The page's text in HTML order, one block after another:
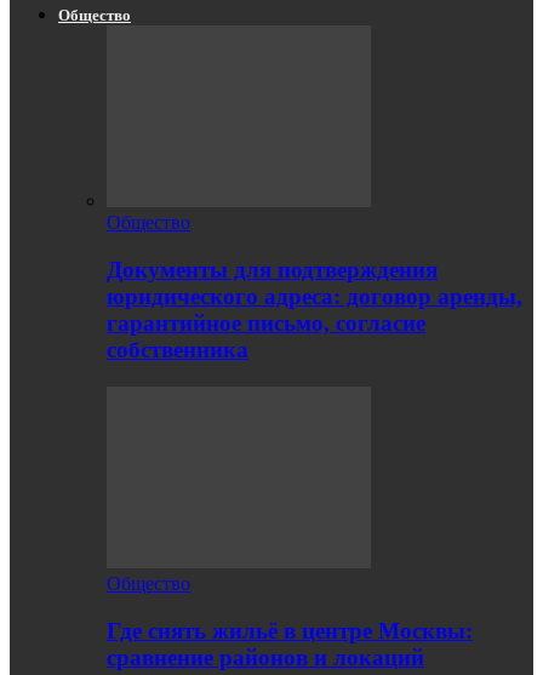
Общество
Общество
Документы для подтверждения
юридического адреса: договор аренды,
гарантийное письмо, согласие
собственника
Общество
Где снять жильё в центре Москвы:
сравнение районов и локаций